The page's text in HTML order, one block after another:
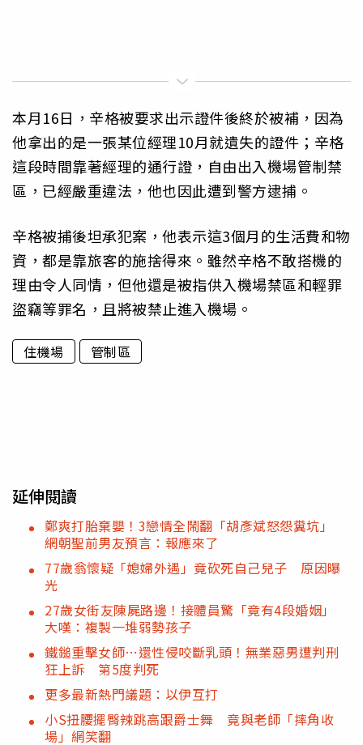
本月16日，辛格被要求出示證件後終於被補，因為
他拿出的是一張某位經理10月就遺失的證件；辛格
這段時間靠著經理的通行證，自由出入機場管制禁
區，已經嚴重違法，他也因此遭到警方逮捕。
辛格被捕後坦承犯案，他表示這3個月的生活費和物
資，都是靠旅客的施捨得來。雖然辛格不敢搭機的
理由令人同情，但他還是被指供入機場禁區和輕罪
盜竊等罪名，且將被禁止進入機場。
住機場 管制區
延伸閱讀
鄭爽打胎棄嬰！3戀情全鬧翻「胡彥斌怒怨糞坑」
網朝聖前男友預言：報應來了
77歲翁懷疑「媳婦外遇」竟砍死自己兒子 原因曝
光
27歲女街友陳屍路邊！接體員驚「竟有4段婚姻」
大嘆：複製一堆弱勢孩子
鐵鎚重擊女師…還性侵咬斷乳頭！無業惡男遭判刑
狂上訴 第5度判死
更多最新熱門議題：以伊互打
小S扭腰擺臀辣跳高跟爵士舞 竟與老師「摔角收
場」網笑翻